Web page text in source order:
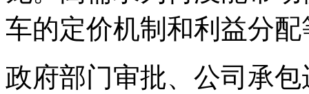
车的定价机制和利益分
政府部门审批、公司承